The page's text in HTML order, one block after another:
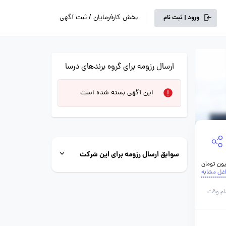
ورود | ثبت نام بخش کارفرمایان / ثبت آگهی
مشابه
وقت
ارسال رزومه برای گروه برندهای درسا
این آگهی بسته شده است
سوابق ارسال رزومه برای این شرکت